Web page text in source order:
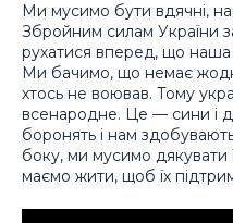
Ми мусимо бути вдячні,
Збройним силам України
рухатися вперед, що наша
Ми бачимо, що немає
хтось не воював. Тому
всенародне. Це — сини і
боронять і нам
боку, ми мусимо дякувати
маємо жити, щоб їх